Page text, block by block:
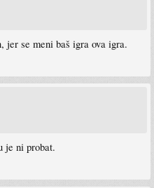
jer se meni baš igra ova igra.
je ni probat.